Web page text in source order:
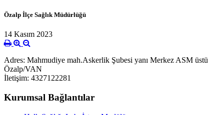
Özalp İlçe Sağlık Müdürlüğü
14 Kasım 2023
Adres: Mahmudiye mah.Askerlik Şubesi yanı Merkez ASM üstü
Özalp/VAN
İletişim: 4327122281
Kurumsal Bağlantılar